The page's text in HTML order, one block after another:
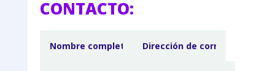
CONTACTO: